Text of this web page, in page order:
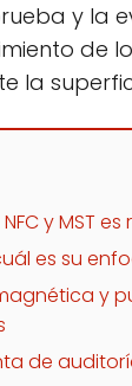
y la
de
la
y MST es
es su
y
de